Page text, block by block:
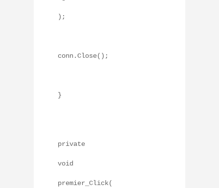
);
conn.Close();
}
private
void
premier_Click(